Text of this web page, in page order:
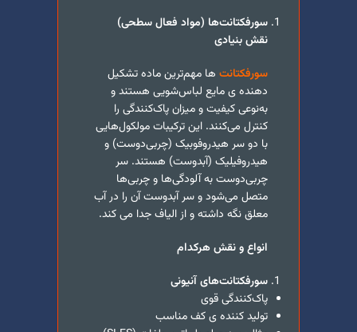
سورفکتانت‌ها (مواد فعال سطحی)
نقش بنیادی
سورفکتانت‌ها مهم‌ترین ماده تشکیل
دهنده ی مایع لباس‌شویی هستند و
به‌نوعی کیفیت و میزان پاک‌کنندگی را
کنترل می‌کنند. این ترکیبات مولکول‌هایی
با دو سر هیدروفوبیک (چربی‌دوست) و
هیدروفیلیک (آبدوست) هستند. سر
چربی‌دوست به آلودگی‌ها و چربی‌ها
متصل می‌شود و سر آبدوست آن را در آب
معلق نگه داشته و از الیاف جدا می کند.
انواع و نقش هرکدام
سورفکتانت‌های آنیونی
پاک‌کنندگی قوی
تولید کننده ی کف مناسب